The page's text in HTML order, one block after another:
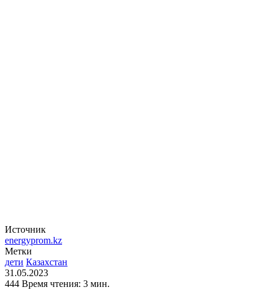
Источник
energyprom.kz
Метки
дети Казахстан
31.05.2023
444 Время чтения: 3 мин.